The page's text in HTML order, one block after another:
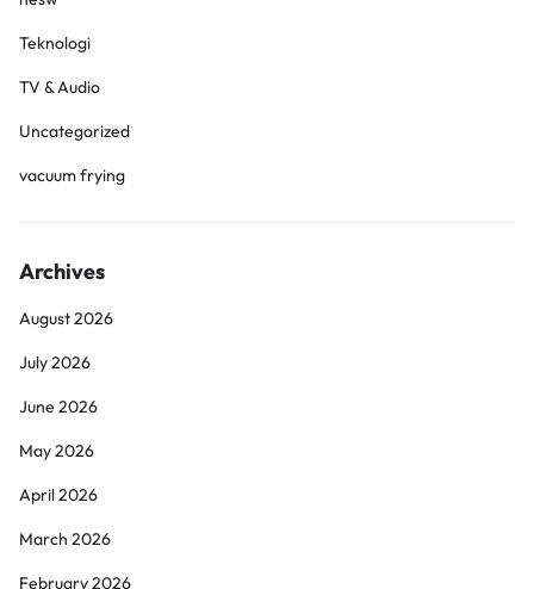
Teknologi
TV & Audio
Uncategorized
vacuum frying
Archives
August 2026
July 2026
June 2026
May 2026
April 2026
March 2026
February 2026